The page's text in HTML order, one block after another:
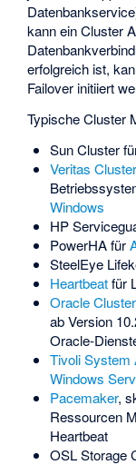
kann einCluster
erfolgreich ist,
Failover initiiert
Typische Cluster
Sun Cluster
Veritas
Windows
HP
PowerHAfür
SteelEye
Heartbeatfür
Oracle
ab Version
Oracle-
Tivoli System
Windows
Pacemaker,
Ressourcen
Heartbeat
OSL Storage